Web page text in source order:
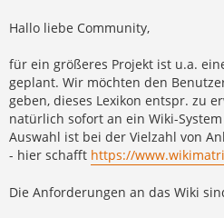
t
r
g
Hallo liebe Community,
für ein größeres Projekt ist u.a.
geplant. Wir möchten den
geben, dieses Lexikon entspr. zu
natürlich sofort an ein Wiki-
Auswahl ist bei der Vielzahl von
- hier schafft https://
Die Anforderungen an das Wiki